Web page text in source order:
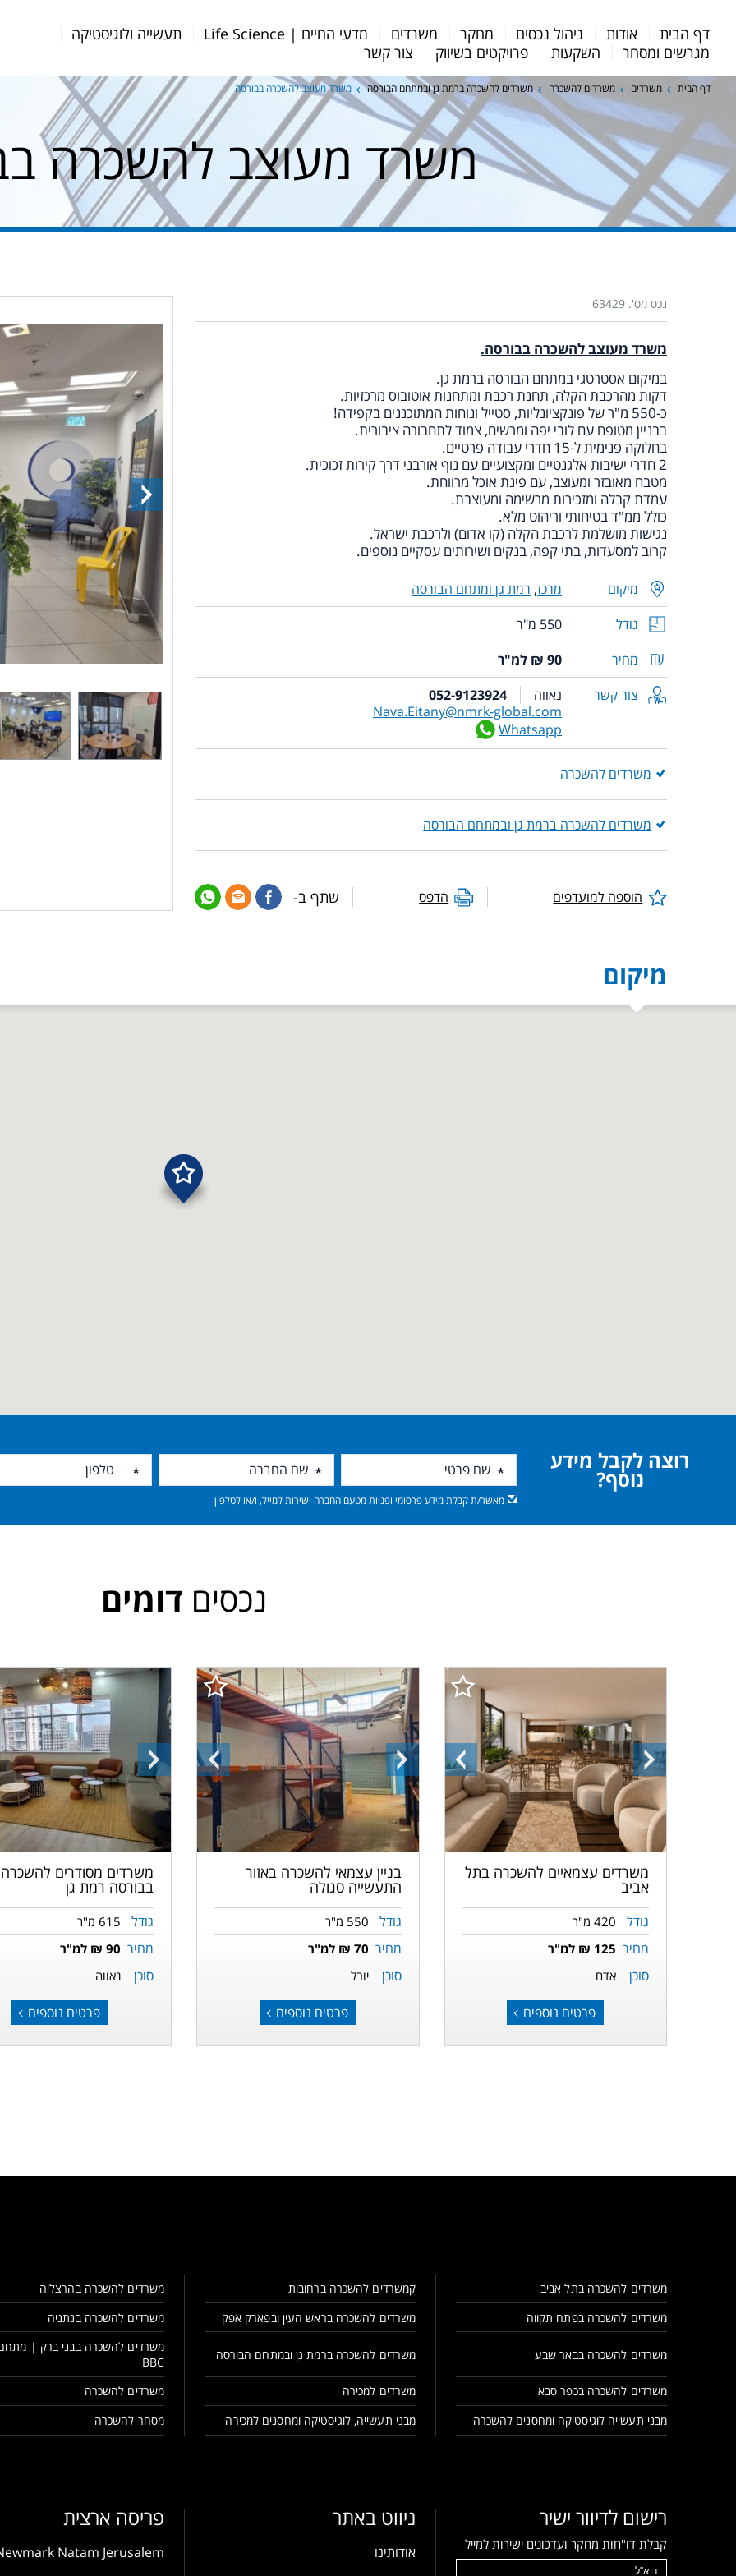
Menu
Bar
דף הבית אודות ניהול נכסים מחקר משרדים מדעי החיים | Life Science
תעשייה ולוגיסטיקה
מגרשים ומסחר
השקעות פרויקטים בשיווק צור קשר
דף הבית משרדים משרדים להשכרה משרדים להשכרה ברמת גן ובמתחם הבורסה משרד מעוצב להשכרה בבורסה
משרד מעוצב להשכרה
נכס מס'. 63429
משרד מעוצב להשכרה בבורסה.
במיקום אסטרטגי במתחם הבורסה ברמת גן.
דקות מהרכבת הקלה, תחנת רכבת ומתחנות אוטובוס מרכזיות.
כ-550 מ"ר של פונקציונליות, סטייל ונוחות המתוכננים בקפידה!
בבניין מטופח עם לובי יפה ומרשים, צמוד לתחבורה ציבורית.
בחלוקה פנימית ל-15 חדרי עבודה פרטיים.
2 חדרי ישיבות אלגנטיים ומקצועיים עם נוף אורבני דרך קירות זכוכית.
מטבח מאובזר ומעוצב, עם פינת אוכל מרווחת.
עמדת קבלה ומזכירות מרשימה ומעוצבת.
כולל ממ"ד בטיחותי וריהוט מלא.
נגישות מושלמת לרכבת הקלה (קו אדום) ולרכבת ישראל.
קרוב למסעדות, בתי קפה, בנקים ושירותים עסקיים נוספים.
מיקום מרכז, רמת גן ומתחם הבורסה
גודל
550 מ"ר
מחיר
90 ₪ למ"ר
צור קשר
נאווה
052-9123924
Nava.Eitany@nmrk-global.com
Whatsapp
משרדים להשכרה
משרדים להשכרה ברמת גן ובמתחם הבורסה
הוספה למועדפים הדפס שתף ב-
מיקום
רוצה לקבל מידע
נוסף?
מאשר/ת קבלת מידע פרסומי ופניות מטעם החברה ישירות למייל, ו/או לטלפון
נכסים דומים
התמונה
הקודמת
התמונה
הבאה
משרדים עצמאיים להשכרה בתל
אביב
גודל 420 מ"ר
מחיר 125 ₪ למ"ר
סוכן אדם
פרטים נוספים
התמונה
הקודמת
התמונה
הבאה
בניין עצמאי להשכרה באזור
התעשייה סגולה
גודל 550 מ"ר
מחיר 70 ₪ למ"ר
סוכן יובל
פרטים נוספים
התמונה
הבאה
משרדים מסודרים להשכרה
בבורסה רמת גן
גודל 615 מ"ר
מחיר 90 ₪ למ"ר
סוכן נאווה
פרטים נוספים
משרדים להשכרה בתל אביב קמשרדים להשכרה ברחובות משרדים להשכרה בהרצליה
משרדים להשכרה בפתח תקווה
משרדים להשכרה בראש העין ובפארק אפק משרדים להשכרה בנתניה
משרדים להשכרה בבאר שבע משרדים להשכרה ברמת גן ובמתחם הבורסה
משרדים להשכרה בבני ברק |
BBC
משרדים להשכרה בכפר סבא משרדים למכירה משרדים להשכרה
מבני תעשייה לוגיסטיקה ומחסנים להשכרה
מבני תעשייה, לוגיסטיקה ומחסנים למכירה מסחר להשכרה
רישום לדיוור ישיר
קבלת דו"חות מחקר ועדכונים ישירות למייל
ניווט באתר
אודותינו
פריסה ארצית
Natam Jerusalem